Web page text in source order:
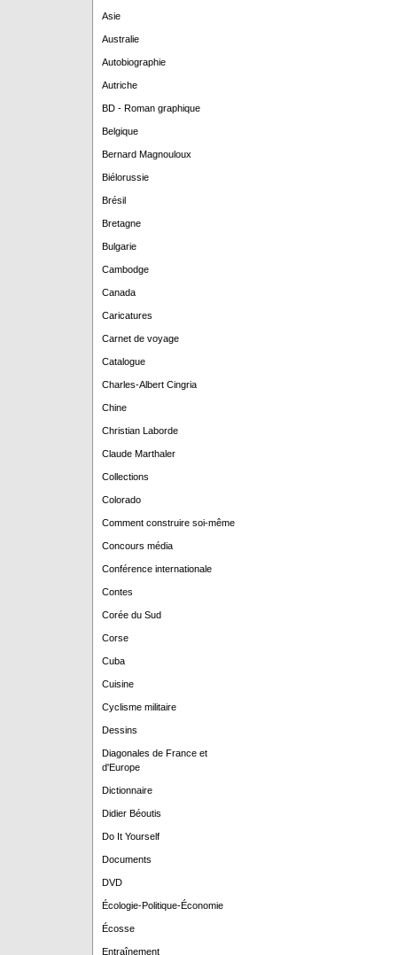
Asie
Australie
Autobiographie
Autriche
BD - Roman graphique
Belgique
Bernard Magnouloux
Biélorussie
Brésil
Bretagne
Bulgarie
Cambodge
Canada
Caricatures
Carnet de voyage
Catalogue
Charles-Albert Cingria
Chine
Christian Laborde
Claude Marthaler
Collections
Colorado
Comment construire soi-même
Concours média
Conférence internationale
Contes
Corée du Sud
Corse
Cuba
Cuisine
Cyclisme militaire
Dessins
Diagonales de France et
d'Europe
Dictionnaire
Didier Béoutis
Do It Yourself
Documents
DVD
Écologie-Politique-Économie
Écosse
Entraînement